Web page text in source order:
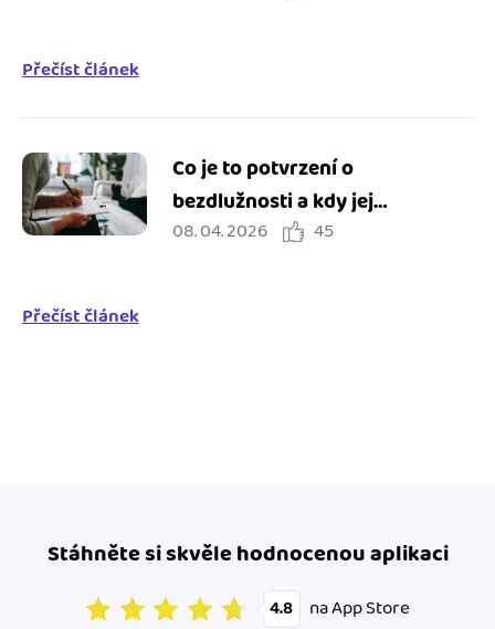
Přečíst článek
Co je to potvrzení o
bezdlužnosti a kdy jej
potřebuji?
08. 04. 2026 45
Přečíst článek
Stáhněte si skvěle hodnocenou aplikaci
4.8 na App Store